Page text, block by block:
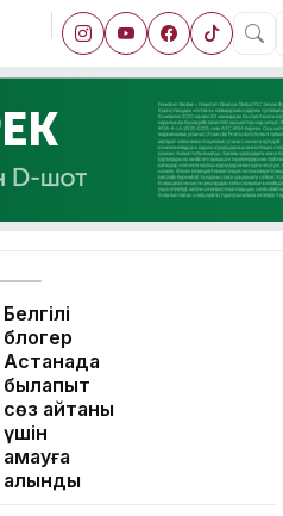
Белгілі
блогер
Астанада
былапыт
сөз айтқаны
үшін
қамауға
алынды